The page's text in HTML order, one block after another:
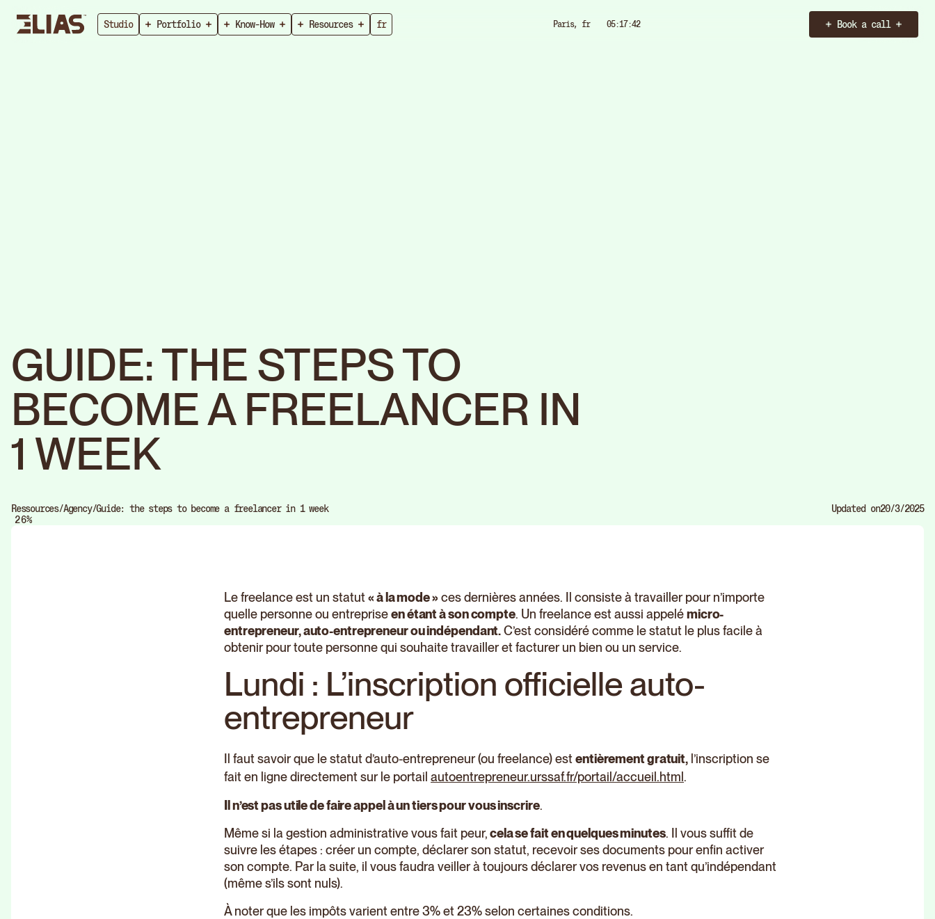
Studio Portfolio Know-How Resources fr Paris, fr 05:17:43 Book a call
GUIDE: THE STEPS TO
BECOME A FREELANCER IN
1 WEEK
Ressources/Agency/Guide: the steps to become a freelancer in 1 week Updated on20/3/2025
1
2
1
5
6%
Le freelance est un statut« à la mode » ces dernières années. Il consiste à travailler pour n’importe
quelle personne ou entrepriseen étant à son compte. Un freelance est aussi appelémicro-
entrepreneur, auto-entrepreneur ou indépendant.C’est considéré comme le statut le plus facile à
obtenir pour toute personne qui souhaite travailler et facturer un bien ou un service.
Lundi : L’inscription officielle auto-
entrepreneur
Il faut savoir que le statut d’auto-entrepreneur (ou freelance) estentièrement gratuit, l’inscription se
fait en ligne directement sur le portail autoentrepreneur.urssaf.fr/portail/accueil.html .
Il n’est pas utile de faire appel à un tiers pour vous inscrire.
Même si la gestion administrative vous fait peur,cela se fait en quelques minutes. Il vous suffit de
suivre les étapes : créer un compte, déclarer son statut, recevoir ses documents pour enfin activer
son compte. Par la suite, il vous faudra veiller à toujours déclarer vos revenus en tant qu’indépendant
(même s’ils sont nuls).
À noter que les impôts varient entre 3% et 23% selon certaines conditions.